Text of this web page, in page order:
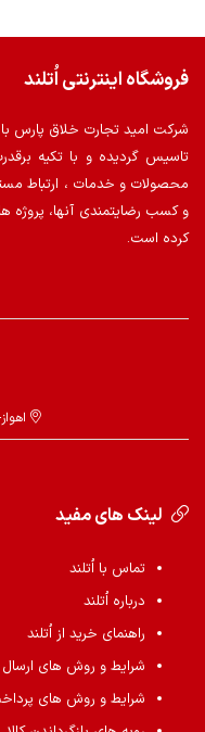
فروشگاه اینترنتی اُتلند
شرکت امید تجارت خلاق پارس
تاسیس گردیده و با تکیه
محصولات و خدمات ، ارتباط
و کسب رضایتمندی آنها، پروژه
کرده است.
لینک های مفید
تماس با اُتلند
درباره اُتلند
راهنمای خرید از اُتلند
شرایط و روش های ارسال
شرایط و روش های